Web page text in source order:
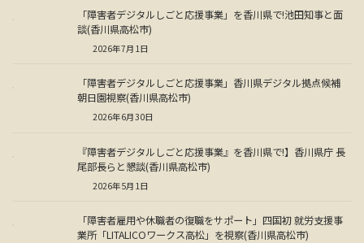
「障害者デジタルしごと応援事業」を香川県で!池田知事と面
談(香川県高松市)
2026年7月1日
「障害者デジタルしごと応援事業」香川県デジタル拠点候補
朝日園視察(香川県高松市)
2026年6月30日
『障害者デジタルしごと応援事業』を香川県で!】香川県庁 長
尾部長らと懇談(香川県高松市)
2026年5月1日
「障害者雇用や休職者の復職をサポート」四国初 就労支援事
業所「LITALICOワークス高松」を視察(香川県高松市)